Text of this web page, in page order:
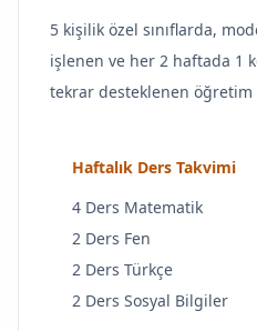
5 kişilik özel sınıflarda,
işlenen ve her 2 haftada 1
tekrar desteklenen öğretim
Haftalık Ders Takvimi
4 Ders Matematik
2 Ders Fen
2 Ders Türkçe
2 Ders Sosyal Bilgiler